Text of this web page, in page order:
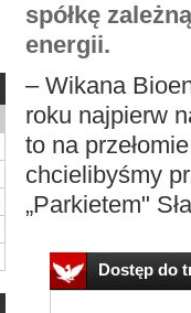
spółkę
energii.
– Wikana
roku najpierw
to na
chcielibyśmy
„Parkietem"
Dostęp do